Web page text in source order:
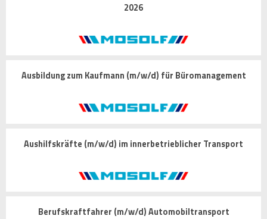
2026
Ausbildung zum Kaufmann (m/w/d) für Büromanagement
Aushilfskräfte (m/w/d) im innerbetrieblicher Transport
Berufskraftfahrer (m/w/d) Automobiltransport